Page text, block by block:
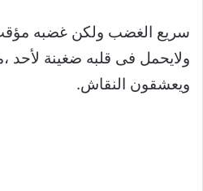
سريع الغضب ولكن غضبه
ولايحمل فى قلبه ضغينة لأحد
ويعشقون النقاش.